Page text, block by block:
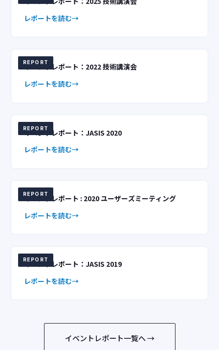
レポートを読む
REPORT
イベントレポート：2022 技術講演会
レポートを読む
REPORT
イベントレポート：JASIS 2020
レポートを読む
REPORT
イベントレポート : 2020 ユーザーズミーティング
レポートを読む
REPORT
イベントレポート：JASIS 2019
レポートを読む
イベントレポート一覧へ →